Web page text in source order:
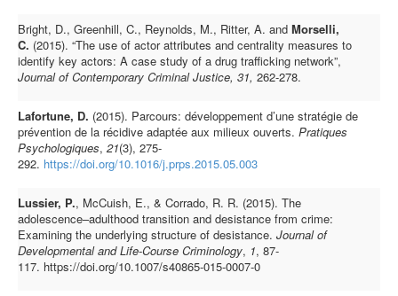
Bright, D., Greenhill, C., Reynolds, M., Ritter, A. and Morselli,
C. (2015). “The use of actor attributes and centrality measures to
identify key actors: A case study of a drug trafficking network”,
Journal of Contemporary Criminal Justice, 31, 262-278.
Lafortune, D. (2015). Parcours: développement d’une stratégie de
prévention de la récidive adaptée aux milieux ouverts. Pratiques
Psychologiques, 21(3), 275-
292. https://doi.org/10.1016/j.prps.2015.05.003
Lussier, P., McCuish, E., & Corrado, R. R. (2015). The
adolescence–adulthood transition and desistance from crime:
Examining the underlying structure of desistance. Journal of
Developmental and Life-Course Criminology, 1, 87-
117. https://doi.org/10.1007/s40865-015-0007-0